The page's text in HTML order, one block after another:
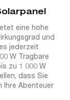
eine hohe
und
jederzeit
W Tragbare
zu 1 000 W
dass Sie
Ihre Abenteuer